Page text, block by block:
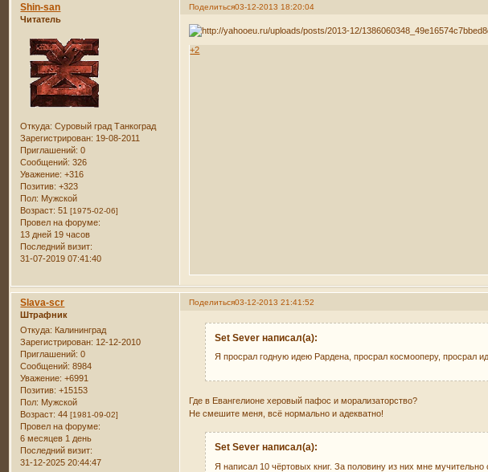
Поделиться03-12-2013 18:20:04
Shin-san
Читатель
Откуда: Суровый град Танкоград
Зарегистрирован: 19-08-2011
Приглашений: 0
Сообщений: 326
Уважение: +316
Позитив: +323
Пол: Мужской
Возраст: 51[1975-02-06]
Провел на форуме:
13 дней 19 часов
Последний визит:
31-07-2019 07:41:40
+2
Поделиться03-12-2013 21:41:52
Slava-scr
Штрафник
Откуда: Калининград
Зарегистрирован: 12-12-2010
Приглашений: 0
Сообщений: 8984
Уважение: +6991
Позитив: +15153
Пол: Мужской
Возраст: 44[1981-09-02]
Провел на форуме:
6 месяцев 1 день
Последний визит:
31-12-2025 20:44:47
Set Sever написал(а):
Я просрал годную идею Рардена, просрал космооперу, просрал
Где в Евангелионе херовый пафос и морализаторство?
Не смешите меня, всё нормально и адекватно!
Set Sever написал(а):
Я написал 10 чёртовых книг. За половину из них мне